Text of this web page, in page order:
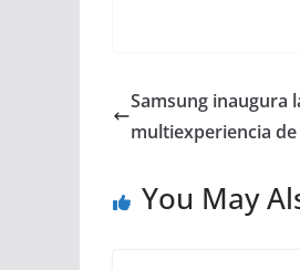
Samsung inaugura
multiexperiencia
You May